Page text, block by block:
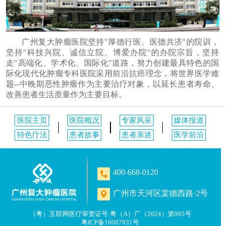
广州复大肿瘤医院坚持"厚德行医、医德共济"的院训，
坚持"科技兴院、诚信立院、博爱办院"的办院宗旨，坚持
走"高端化、学术化、国际化"道路，努力创建最具特色的国
际化现代化肿瘤专科医院采用前沿抗癌理念，将世界医学难
题--中晚期恶性肿瘤作为主要治疗对象，以延长患者寿命、
改善患者生活质量作为主要目标。
医院主页 医院概况 专家风采
媒体报道
特色疗法
患者故事 患者亲述 医学前沿
400-668-0120
广州市天河区棠德西路·2号
（粤）互联网医疗审查证号:粤（A）广（2024）第995号
粤ICP备16087931号